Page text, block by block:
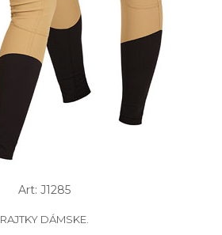
Art: J1285
RAJTKY DÁMSKE.